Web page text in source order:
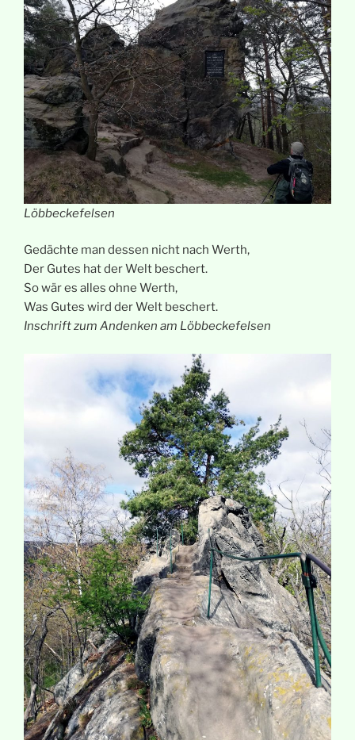
Löbbeckefelsen
Gedächte man dessen nicht nach Werth,
Der Gutes hat der Welt beschert.
So wär es alles ohne Werth,
Was Gutes wird der Welt beschert.
Inschrift zum Andenken am Löbbeckefelsen